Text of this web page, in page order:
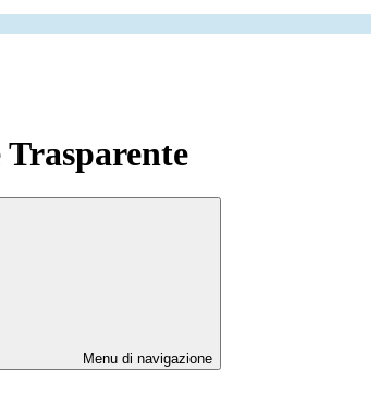
Menu di navigazione